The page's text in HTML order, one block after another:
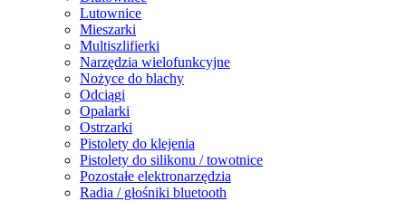
Lutownice
Mieszarki
Multiszlifierki
Narzędzia wielofunkcyjne
Nożyce do blachy
Odciągi
Opalarki
Ostrzarki
Pistolety do klejenia
Pistolety do silikonu / towotnice
Pozostałe elektronarzędzia
Radia / głośniki bluetooth